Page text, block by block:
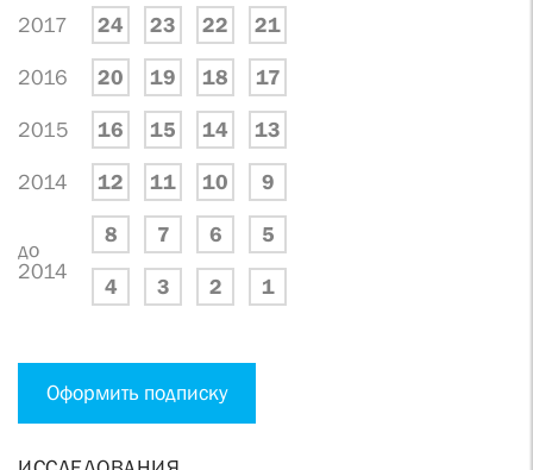
2017 24 23 22 21
2016 20 19 18 17
2015 16 15 14 13
2014 12 11 10 9
до
2014
8 7 6 5
4 3 2 1
Оформить подписку